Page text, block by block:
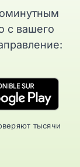
с вашего
тысячи